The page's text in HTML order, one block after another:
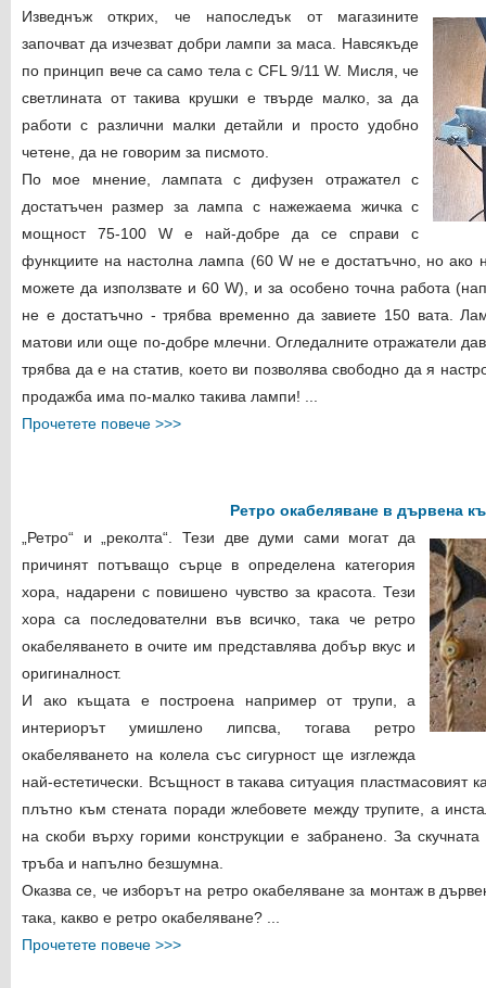
Изведнъж открих, че напоследък от магазините
започват да изчезват добри лампи за маса. Навсякъде
по принцип вече са само тела с CFL 9/11 W. Мисля, че
светлината от такива крушки е твърде малко, за да
работи с различни малки детайли и просто удобно
четене, да не говорим за писмото.
По мое мнение, лампата с дифузен отражател с
достатъчен размер за лампа с нажежаема жичка с
мощност 75-100 W е най-добре да се справи с
функциите на настолна лампа (60 W не е достатъчно, но ако
можете да използвате и 60 W), и за особено точна работа
не е достатъчно - трябва временно да завиете 150 вата.
матови или още по-добре млечни. Огледалните отражатели
трябва да е на статив, което ви позволява свободно да я
продажба има по-малко такива лампи! ...
Прочетете повече >>>
Ретро окабеляване в дървена
„Ретро“ и „реколта“. Тези две думи сами могат да
причинят потъващо сърце в определена категория
хора, надарени с повишено чувство за красота. Тези
хора са последователни във всичко, така че ретро
окабеляването в очите им представлява добър вкус и
оригиналност.
И ако къщата е построена например от трупи, а
интериорът умишлено липсва, тогава ретро
окабеляването на колела със сигурност ще изглежда
най-естетически. Всъщност в такава ситуация пластмасовият
плътно към стената поради жлебовете между трупите, а
на скоби върху горими конструкции е забранено. За
тръба и напълно безшумна.
Оказва се, че изборът на ретро окабеляване за монтаж в
така, какво е ретро окабеляване? ...
Прочетете повече >>>